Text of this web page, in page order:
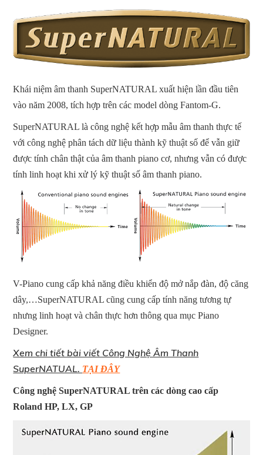
Khái niệm âm thanh SuperNATURAL xuất hiện lần đầu tiên
vào năm 2008, tích hợp trên các model dòng Fantom-G.
SuperNATURAL là công nghệ kết hợp mẫu âm thanh thực tế
với công nghệ phân tách dữ liệu thành kỹ thuật số để vẫn giữ
được tính chân thật của âm thanh piano cơ, nhưng vẫn có được
tính linh hoạt khi xử lý kỹ thuật số âm thanh piano.
V-Piano cung cấp khả năng điều khiển độ mở nắp đàn, độ căng
dây,…SuperNATURAL cũng cung cấp tính năng tương tự
nhưng linh hoạt và chân thực hơn thông qua mục Piano
Designer.
Xem chi tiết bài viết Công Nghệ Âm Thanh
SuperNATUAL. TẠI ĐÂY
Công nghệ SuperNATURAL trên các dòng cao cấp
Roland HP, LX, GP